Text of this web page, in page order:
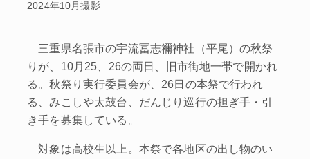
2024年10月撮影
三重県名張市の宇流冨志禰神社（平尾）の秋祭
りが、10月25、26の両日、旧市街地一帯で開かれ
る。秋祭り実行委員会が、26日の本祭で行われ
る、みこしや太鼓台、だんじり巡行の担ぎ手・引
き手を募集している。
対象は高校生以上。本祭で各地区の出し物のい